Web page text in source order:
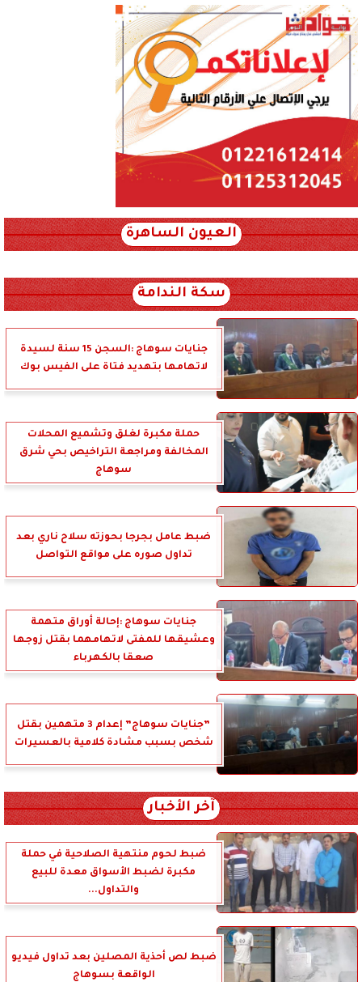
العيون الساهرة
سكة الندامة
جنايات سوهاج :السجن 15 سنة لسيدة
لاتهامها بتهديد فتاة على الفيس بوك
حملة مكبرة لغلق وتشميع المحلات
المخالفة ومراجعة التراخيص بحي شرق
سوهاج
ضبط عامل بجرجا بحوزته سلاح ناري بعد
تداول صوره على مواقع التواصل
جنايات سوهاج :إحالة أوراق متهمة
وعشيقها للمفتى لاتهامهما بقتل زوجها
صعقا بالكهرباء
”جنايات سوهاج” إعدام 3 متهمين بقتل
شخص بسبب مشادة كلامية بالعسيرات
آخر الأخبار
ضبط لحوم منتهية الصلاحية في حملة
مكبرة لضبط الأسواق معدة للبيع
والتداول...
ضبط لص أحذية المصلين بعد تداول فيديو
الواقعة بسوهاج